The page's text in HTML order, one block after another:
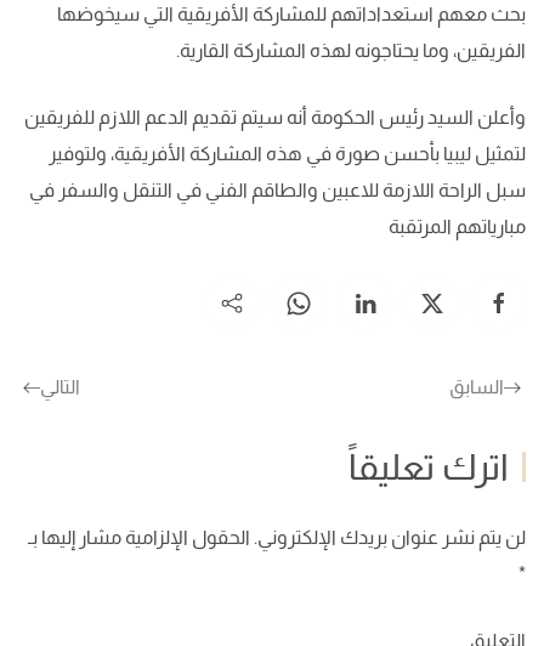
بحث معهم استعداداتهم للمشاركة الأفريقية التي سيخوضها
الفريقين، وما يحتاجونه لهذه المشاركة القارية.
وأعلن السيد رئيس الحكومة أنه سيتم تقديم الدعم اللازم للفريقين
لتمثيل ليبيا بأحسن صورة في هذه المشاركة الأفريقية، ولتوفير
سبل الراحة اللازمة للاعبين والطاقم الفني في التنقل والسفر في
مبارياتهم المرتقبة
السابق التالي
اترك تعليقاً
لن يتم نشر عنوان بريدك الإلكتروني. الحقول الإلزامية مشار إليها بـ
*
التعليق